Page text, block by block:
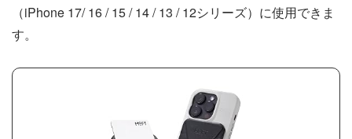
（iPhone 17/ 16 / 15 / 14 / 13 / 12シリーズ）に使用できま
す。